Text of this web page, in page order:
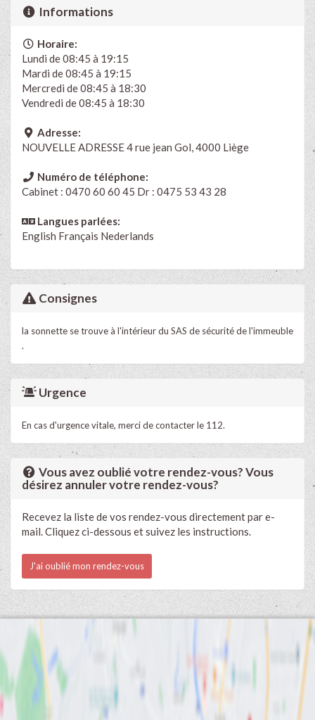
Informations
Horaire:
Lundi de 08:45 à 19:15
Mardi de 08:45 à 19:15
Mercredi de 08:45 à 18:30
Vendredi de 08:45 à 18:30
Adresse:
NOUVELLE ADRESSE 4 rue jean Gol, 4000 Liège
Numéro de téléphone:
Cabinet : 0470 60 60 45 Dr : 0475 53 43 28
Langues parlées:
English Français Nederlands
Consignes
la sonnette se trouve à l'intérieur du SAS de sécurité de l'immeuble
.
Urgence
En cas d'urgence vitale, merci de contacter le 112.
Vous avez oublié votre rendez-vous? Vous
désirez annuler votre rendez-vous?
Recevez la liste de vos rendez-vous directement par e-
mail. Cliquez ci-dessous et suivez les instructions.
J'ai oublié mon rendez-vous